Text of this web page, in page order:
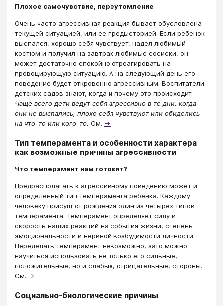
Плохое самочувствие, переутомление
Очень часто агрессивная реакция бывает обусловлена
текущей ситуацией, или ее предысторией. Если ребенок
выспался, хорошо себя чувствует, надел любимый
костюм и получил на завтрак любимые сосиски, он
может достаточно спокойно отреагировать на
провоцирующую ситуацию. А на следующий день его
поведение будет откровенно агрессивным. Воспитатели
детских садов знают, когда и почему это происходит.
Чаще всего дети ведут себя агрессивно в те дни, когда
они не выспались, плохо себя чувствуют или обиделись
на что-то или кого-то. См. →
Тип темперамента и особенности характера
как возможные причины агрессивности
Что темперамент нам готовит?
Предрасполагать к агрессивному поведению может и
определенный тип темперамента ребенка. Каждому
человеку присущ от рождения один из четырех типов
темперамента. Темперамент определяет силу и
скорость наших реакций на события жизни, степень
эмоциональности и нервной возбудимости личности.
Переделать темперамент невозможно, зато можно
научиться использовать не только его сильные,
положительные, но и слабые, отрицательные, стороны.
См. →
Социально-биологические причины